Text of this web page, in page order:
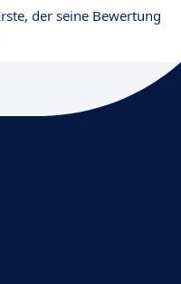
der seine Bewertung